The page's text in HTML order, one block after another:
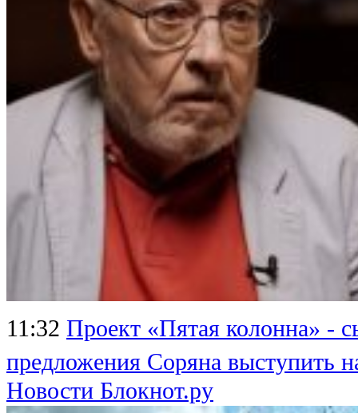
11:32 Проект «Пятая колонна» -
предложения Соряна выступить
Новости Блокнот.ру